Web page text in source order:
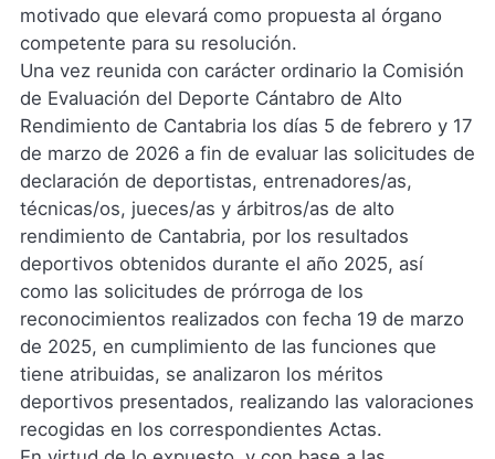
motivado que elevará como propuesta al órgano
competente para su resolución.
Una vez reunida con carácter ordinario la Comisión
de Evaluación del Deporte Cántabro de Alto
Rendimiento de Cantabria los días 5 de febrero y 17
de marzo de 2026 a fin de evaluar las solicitudes de
declaración de deportistas, entrenadores/as,
técnicas/os, jueces/as y árbitros/as de alto
rendimiento de Cantabria, por los resultados
deportivos obtenidos durante el año 2025, así
como las solicitudes de prórroga de los
reconocimientos realizados con fecha 19 de marzo
de 2025, en cumplimiento de las funciones que
tiene atribuidas, se analizaron los méritos
deportivos presentados, realizando las valoraciones
recogidas en los correspondientes Actas.